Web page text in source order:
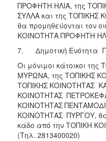
ΠΡΟΦΗΤΗ ΗΛΙΑ, της
ΣΥΛΛΑ και της ΤΟΠΙΚΗΣ
θα προμηθεύονται τον
ΚΟΙΝΟΤΗΤΑ ΠΡΟΦΗΤΗ
7. Δημοτική Ενότητα
Οι μόνιμοι κάτοικοι
ΜΥΡΩΝΑ, της ΤΟΠΙΚΗΣ
ΤΟΠΙΚΗΣ ΚΟΙΝΟΤΗΤΑΣ
ΚΟΙΝΟΤΗΤΑΣ
ΚΟΙΝΟΤΗΤΑΣ
ΚΟΙΝΟΤΗΤΑΣ ΠΥΡΓΟΥ, θα
κάδο από την ΤΟΠΙΚΗ
(Τηλ. 2813400020)